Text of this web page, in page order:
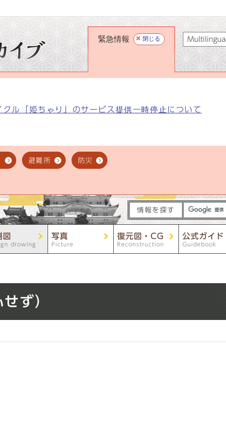
緊急情報 閉じる
クル「姫ちゃり」のサービス提供一時停止について
避難所 防災
Multilingual
情報を探す
図
drowing
写真
Picture
復元図・CG
Reconstruction
公式ガイド
Guidebook
ず）